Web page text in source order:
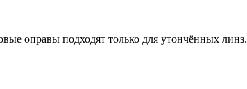
оправы подходят только для утончённых линз.